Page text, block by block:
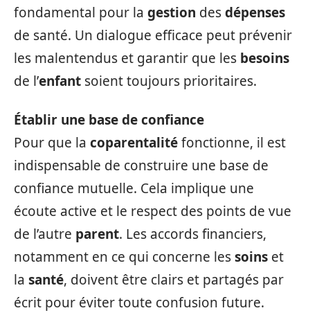
fondamental pour la gestion desdépenses
de santé. Un dialogue efficace peut prévenir
les malentendus et garantir que les besoins
de l’enfant soient toujours prioritaires.
Établir une base de confiance
Pour que la coparentalitéfonctionne, il est
indispensable de construire une base de
confiance mutuelle. Cela implique une
écoute active et le respect des points de vue
de l’autre parent. Les accords financiers,
notamment en ce qui concerne lessoins et
la santé, doivent être clairs et partagés par
écrit pour éviter toute confusion future.